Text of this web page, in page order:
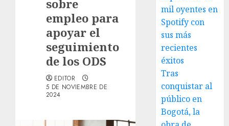
sobre
empleo para
apoyar el
seguimiento
de los ODS
EDITOR
5 DE NOVIEMBRE DE
2024
mil oyentes en
Spotify con
sus más
recientes
éxitos
Tras
conquistar al
público en
Bogotá, la